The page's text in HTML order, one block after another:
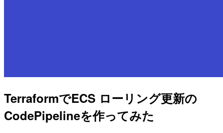
TerraformでECS ローリング更新の
CodePipelineを作ってみた